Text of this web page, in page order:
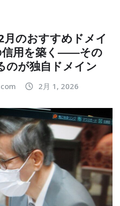
のおすすめドメイ
信用を築く――その
のが独自ドメイン
2月 1, 2026